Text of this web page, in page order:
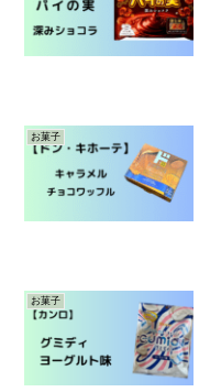
お菓子
お菓子